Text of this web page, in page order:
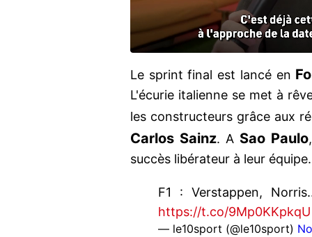
Le sprint final est lancé en
L'écurie italienne se met à
les constructeurs grâce aux
Carlos Sainz. A Sao Paulo
succès libérateur à leur équipe.
F1 : Verstappen,
https://t.co/9Mp0KKpkqU
— le10sport (@le10sport)